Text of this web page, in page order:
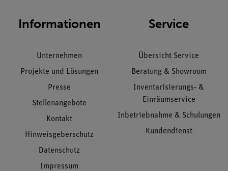
Informationen
Unternehmen
Projekte und Lösungen
Presse
Stellenangebote
Kontakt
Hinweisgeberschutz
Datenschutz
Impressum
Service
Übersicht Service
Beratung & Showroom
Inventarisierungs- &
Einräumservice
Inbetriebnahme & Schulungen
Kundendienst